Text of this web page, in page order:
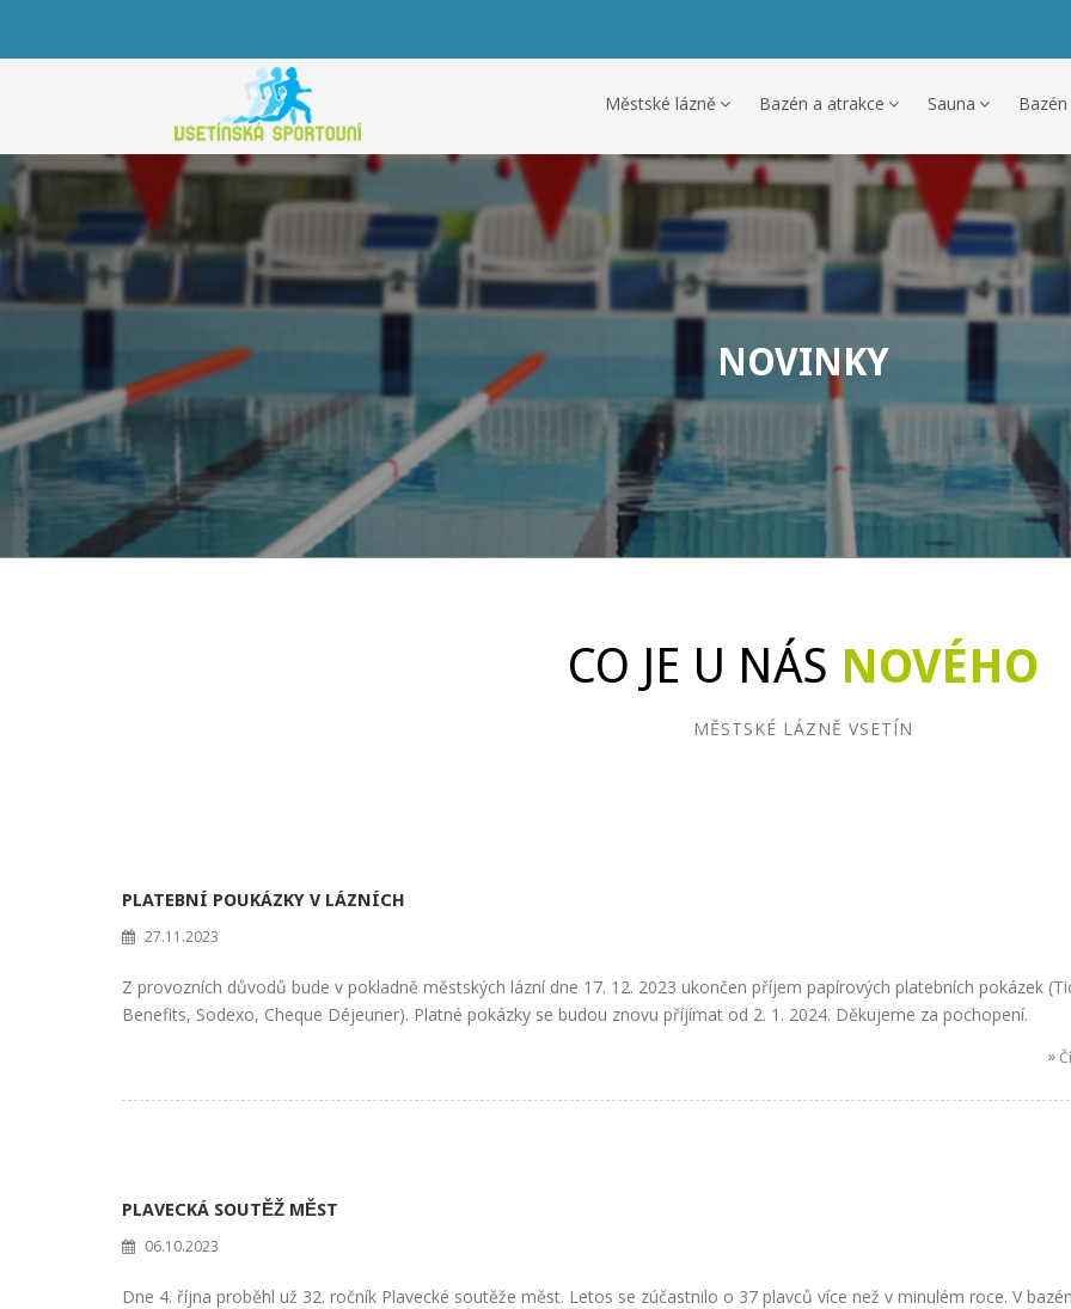
Městské lázně Bazén a atrakce Sauna
NOVINKY
CO JE U NÁS NOVÉHO
MĚSTSKÉ LÁZNĚ VSETÍN
PLATEBNÍ POUKÁZKY V LÁZNÍCH
27.11.2023
Z provozních důvodů bude v pokladně městských lázní dne 17. 12. 2023 ukončen příjem papírových platebních pokázek
Benefits, Sodexo, Cheque Déjeuner). Platné pokázky se budou znovu příjímat od 2. 1. 2024. Děkujeme za pochopení.
»
PLAVECKÁ SOUTĚŽ MĚST
06.10.2023
Dne 4. října proběhl už 32. ročník Plavecké soutěže měst. Letos se zúčastnilo o 37 plavců více než v minulém roce. V